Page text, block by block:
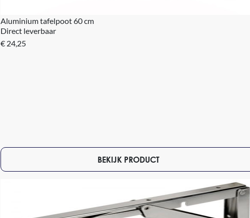
Aluminium tafelpoot 60 cm
Direct leverbaar
€ 24,25
BEKIJK PRODUCT